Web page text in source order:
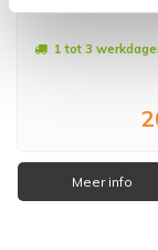
1 tot 3
Meer info